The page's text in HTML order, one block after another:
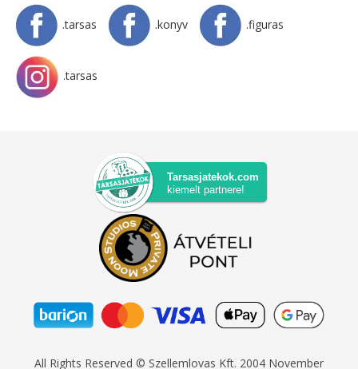
.tarsas .konyv .figuras
.tarsas
Tarsasjatekok.com
kiemelt partnere!
All Rights Reserved © Szellemlovas Kft. 2004 November